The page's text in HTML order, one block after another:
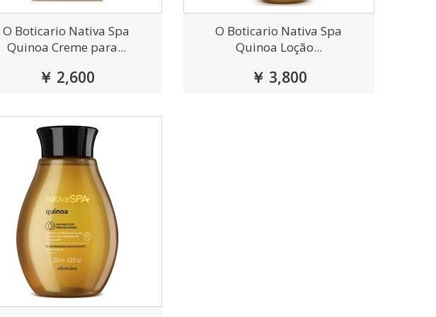
O Boticario Nativa Spa
Quinoa Creme para...
￥ 2,600
O Boticario Nativa Spa
Quinoa Loção...
￥ 3,800